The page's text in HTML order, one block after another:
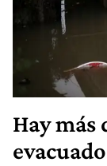
Hay más